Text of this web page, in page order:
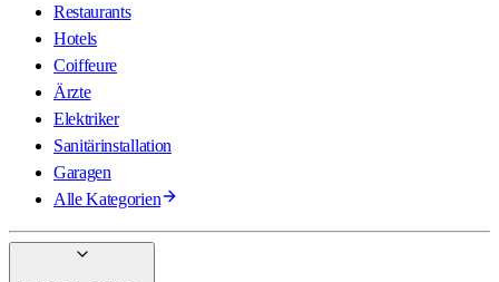
Restaurants
Hotels
Coiffeure
Ärzte
Elektriker
Sanitärinstallation
Garagen
Alle Kategorien